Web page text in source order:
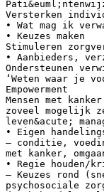
Versterken
• Wat mag ik
• Keuzes maken
Stimuleren
• Aanbieders,
Ondersteunen
‘Weten waar je
Empowerment
Mensen met
zoveel mogelijk
leven&acute;
• Eigen
– conditie,
met kanker,
• Regie houden/
– Keuzes rond
psychosociale